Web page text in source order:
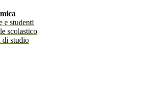
e studenti
scolastico
di studio